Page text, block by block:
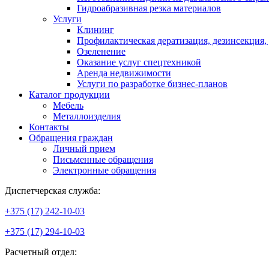
Гидроабразивная резка материалов
Услуги
Клининг
Профилактическая дератизация,
Озеленение
Оказание услуг спецтехникой
Аренда недвижимости
Услуги по разработке бизнес-планов
Каталог продукции
Мебель
Металлоизделия
Контакты
Обращения граждан
Личный прием
Письменные обращения
Электронные обращения
Диспетчерская служба:
+375 (17) 242-10-03
+375 (17) 294-10-03
Расчетный отдел: